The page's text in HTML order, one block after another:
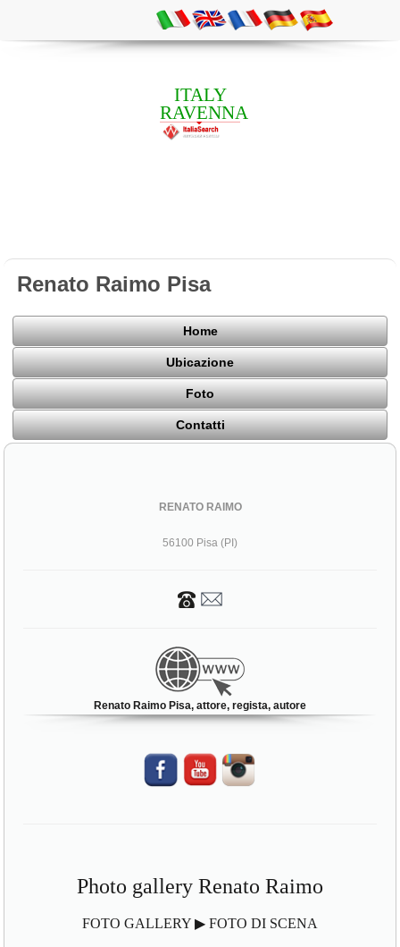
ITALY
RAVENNA
Renato Raimo Pisa
Home
Ubicazione
Foto
Contatti
RENATO RAIMO
56100 Pisa (PI)
Renato Raimo Pisa, attore, regista, autore
Photo gallery Renato Raimo
FOTO GALLERY ▶ FOTO DI SCENA